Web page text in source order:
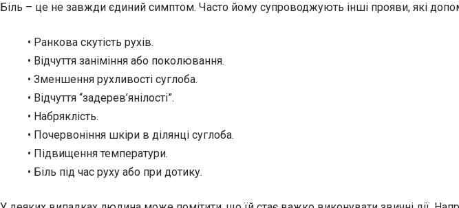
Біль – це не завжди єдиний симптом. Часто йому супроводжують інші прояви, які
• Ранкова скутість рухів.
• Відчуття заніміння або поколювання.
• Зменшення рухливості суглоба.
• Відчуття “задерев’янілості”.
• Набряклість.
• Почервоніння шкіри в ділянці суглоба.
• Підвищення температури.
• Біль під час руху або при дотику.